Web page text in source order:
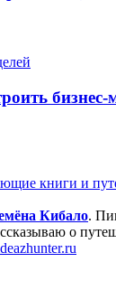
бизнес-
Кибало.
о